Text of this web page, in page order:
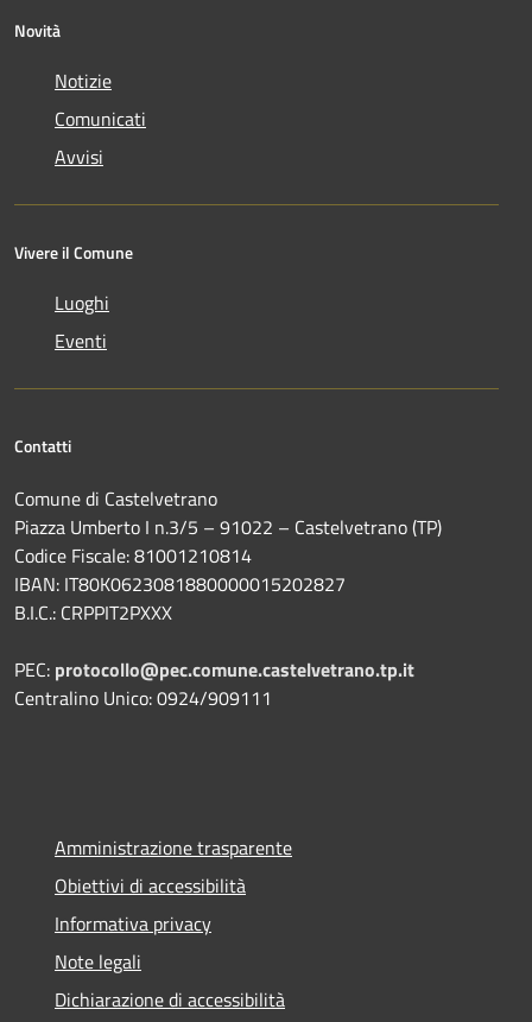
Novità
Notizie
Comunicati
Avvisi
Vivere il Comune
Luoghi
Eventi
Contatti
Comune di Castelvetrano
Piazza Umberto I n.3/5 – 91022 – Castelvetrano (TP)
Codice Fiscale: 81001210814
IBAN: IT80K0623081880000015202827
B.I.C.: CRPPIT2PXXX
PEC: protocollo@pec.comune.castelvetrano.tp.it
Centralino Unico: 0924/909111
Amministrazione trasparente
Obiettivi di accessibilità
Informativa privacy
Note legali
Dichiarazione di accessibilità